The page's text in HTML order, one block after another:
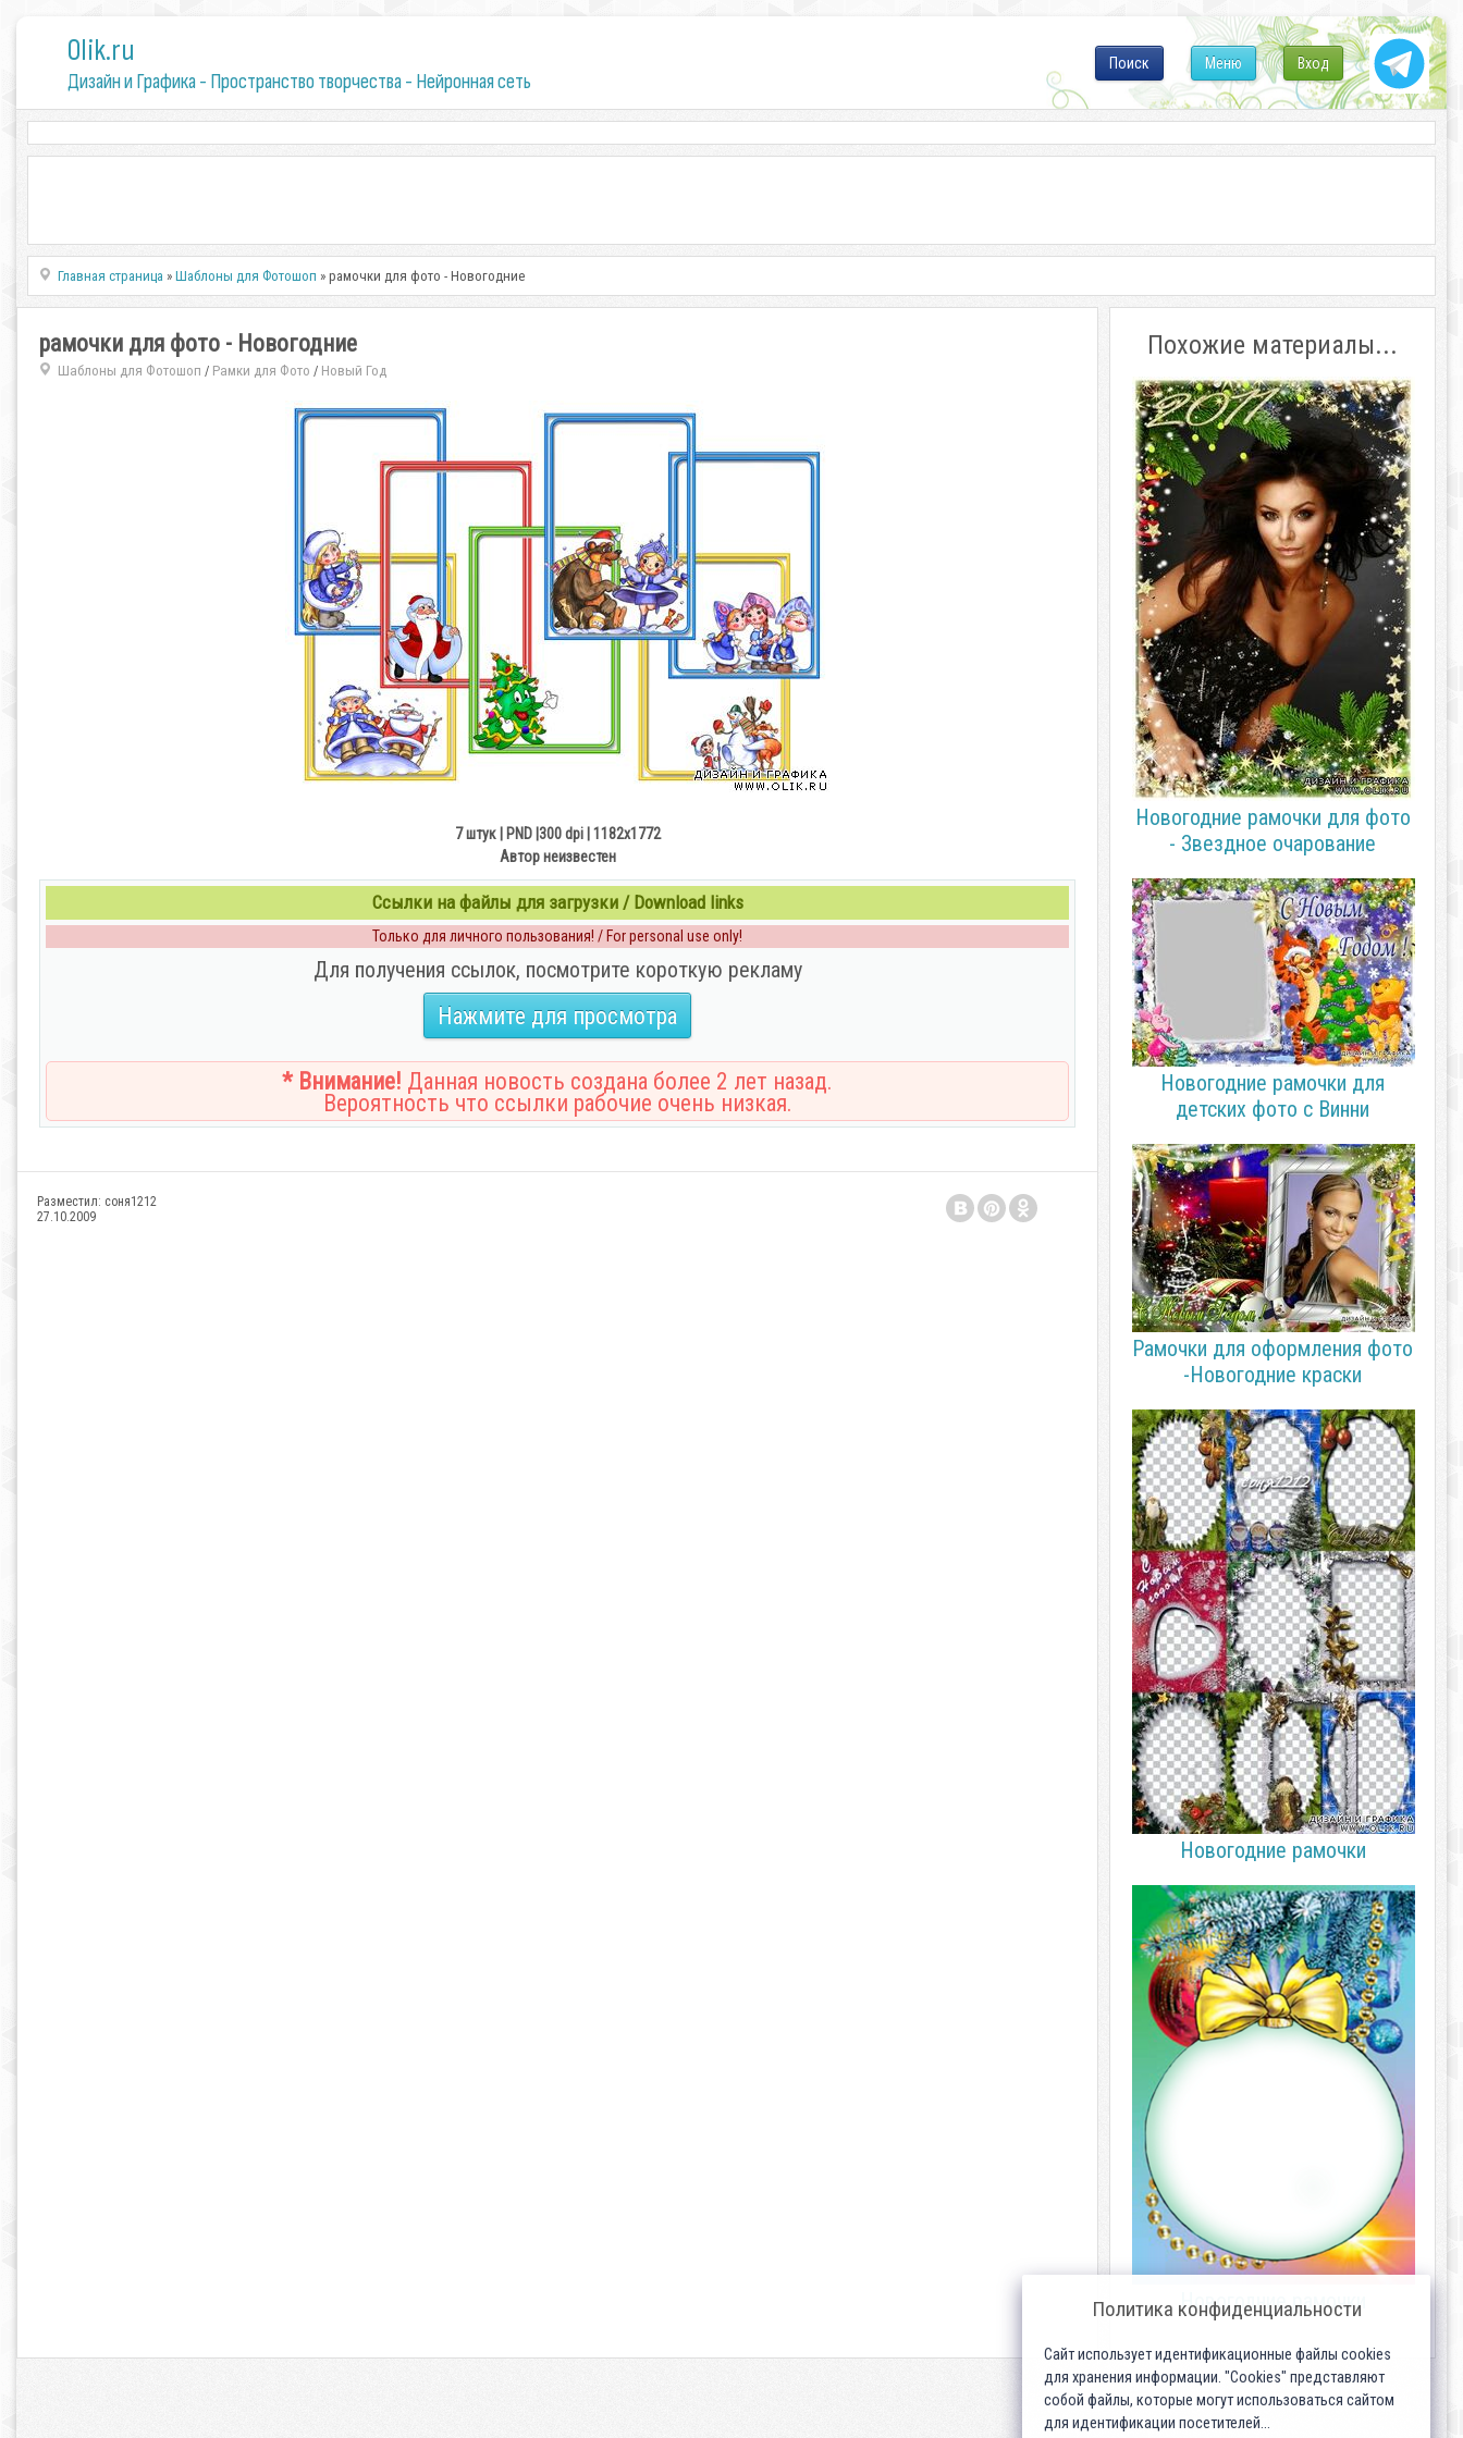
0lik.ru
Дизайн и Графика - Пространство творчества - Нейронная сеть
Вход
Меню
Поиск
Главная страница »Шаблоны для Фотошоп » рамочки для фото - Новогодние
рамочки для фото - Новогодние
Шаблоны для Фотошоп / Рамки для Фото / Новый Год
7 штук | PND |300 dpi | 1182x1772
Автор неизвестен
Ссылки на файлы для загрузки / Download links
Только для личного пользования! / For personal use only!
Для получения ссылок, посмотрите короткую рекламу
Нажмите для просмотра
* Внимание! Данная новость создана более 2 лет назад.
Вероятность что ссылки рабочие очень низкая.
Разместил: соня1212
27.10.2009
Похожие материалы...
Новогодние рамочки для фото
- Звездное очарование
Новогодние рамочки для
детских фото с Винни
Рамочки для оформления фото
-Новогодние краски
Новогодние рамочки
Новогодние рамочки
Политика конфиденциальности
Сайт использует идентификационные файлы cookies
для хранения информации. "Cookies" представляют
собой файлы, которые могут использоваться сайтом
для идентификации посетителей...